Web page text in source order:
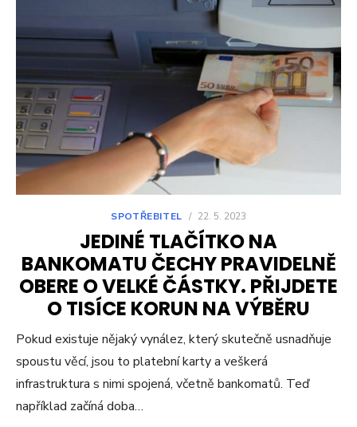
SPOTŘEBITEL / 22. 5. 2023
JEDINÉ TLAČÍTKO NA
BANKOMATU ČECHY PRAVIDELNĚ
OBERE O VELKÉ ČÁSTKY. PŘIJDETE
O TISÍCE KORUN NA VÝBĚRU
Pokud existuje nějaký vynález, který skutečně usnadňuje
spoustu věcí, jsou to platební karty a veškerá
infrastruktura s nimi spojená, včetně bankomatů. Teď
například začíná doba…